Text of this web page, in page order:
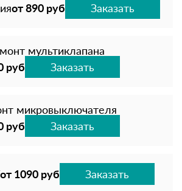
от 890 руб Заказать
мультиклапана
руб
Заказать
микровыключателя
руб
Заказать
от 1090 руб Заказать